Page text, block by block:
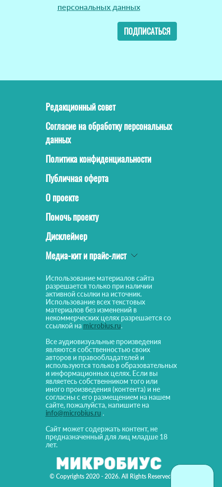
персональных данных
ПОДПИСАТЬСЯ
© Copyrights 2020 - 2026. All Rights Reserved!
Редакционный совет
Согласие на обработку персональных
данных
Политика конфиденциальности
Публичная оферта
О проекте
Помочь проекту
Дисклеймер
Медиа-кит и прайс-лист
Использование материалов сайта
разрешается только при наличии
активной ссылки на источник.
Использование всех текстовых
материалов без изменений в
некоммерческих целях разрешается со
ссылкой на microbius.ru.
Все аудиовизуальные произведения
являются собственностью своих
авторов и правообладателей и
используются только в образовательных
и информационных целях. Если вы
являетесь собственником того или
иного произведения (контента) и не
согласны с его размещением на нашем
сайте, пожалуйста, напишите на
info@microbius.ru .
Сайт может содержать контент, не
предназначенный для лиц младше 18
лет.